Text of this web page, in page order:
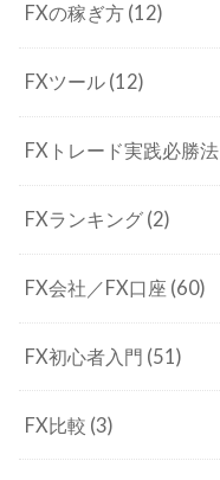
FXの稼ぎ方 (12)
FXツール (12)
FXトレード実践必勝法
FXランキング (2)
FX会社／FX口座 (60)
FX初心者入門 (51)
FX比較 (3)